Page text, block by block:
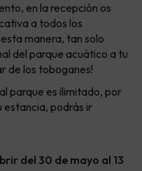
en la recepción os
a todos los
manera, tan solo
del parque acuático a tu
de los toboganes!
parque es ilimitado, por
estancia, podrás ir
del 30 de mayo al 13